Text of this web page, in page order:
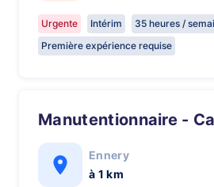
Urgente Intérim
35 heures /
Première expérience requise
Manutentionnaire -
Ennery
à 1 km